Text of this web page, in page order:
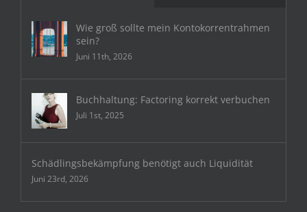
Wie groß sollte mein Kontokorrentrahmen
sein?
Juni 11th, 2026
Buchhaltung: Factoring korrekt verbuchen
Juli 1st, 2025
Schädlingsbekämpfung benötigt auch Liquidität
Juni 23rd, 2026